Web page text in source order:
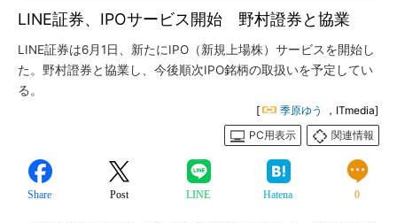
LINE証券、IPOサービス開始 野村證券と協業
LINE証券は6月1日、新たにIPO（新規上場株）サービスを開始し
た。野村證券と協業し、今後順次IPO銘柄の取扱いを予定してい
る。
[ 季原ゆう
，ITmedia]
PC用表示
関連情報
Share Post LINE Hatena 0